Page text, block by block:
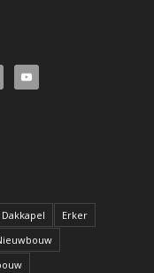
Dakkapel
Erker